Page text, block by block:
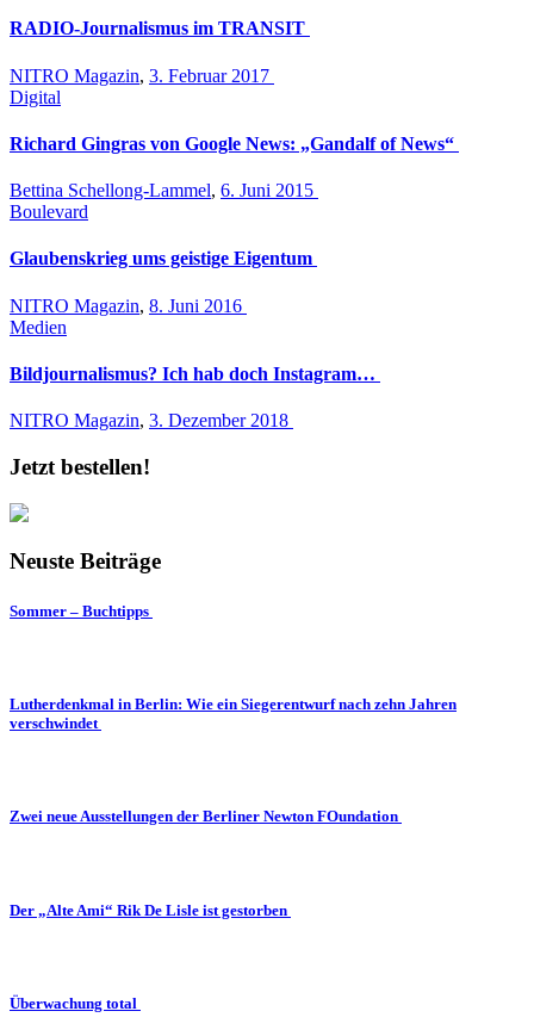
RADIO-Journalismus im TRANSIT
NITRO Magazin, 3. Februar 2017
Digital
Richard Gingras von Google News: „Gandalf of News“
Bettina Schellong-Lammel, 6. Juni 2015
Boulevard
Glaubenskrieg ums geistige Eigentum
NITRO Magazin, 8. Juni 2016
Medien
Bildjournalismus? Ich hab doch Instagram…
NITRO Magazin, 3. Dezember 2018
Jetzt bestellen!
Neuste Beiträge
Sommer – Buchtipps
Lutherdenkmal in Berlin: Wie ein Siegerentwurf nach zehn Jahren
verschwindet
Zwei neue Ausstellungen der Berliner Newton FOundation
Der „Alte Ami“ Rik De Lisle ist gestorben
Überwachung total